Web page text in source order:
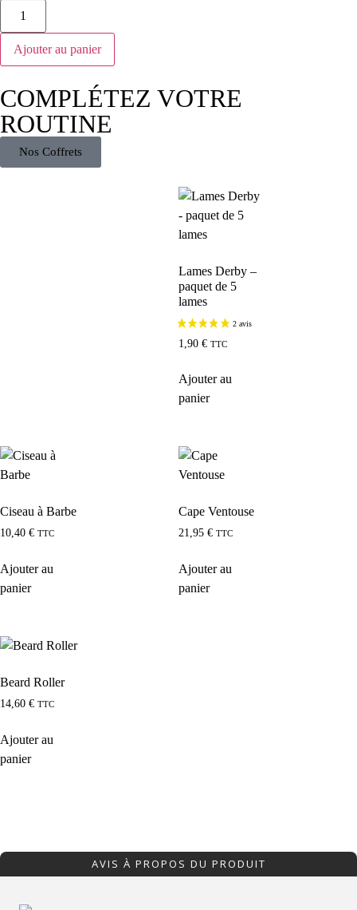
Ajouter au panier
COMPLÉTEZ VOTRE
ROUTINE
Nos Coffrets
Lames Derby –
paquet de 5
lames
1,90 € TTC
Ajouter au
panier
Ciseau à Barbe
10,40 € TTC
Ajouter au
panier
Cape Ventouse
21,95 € TTC
Ajouter au
panier
Beard Roller
14,60 € TTC
Ajouter au
panier
AVIS À PROPOS DU PRODUIT